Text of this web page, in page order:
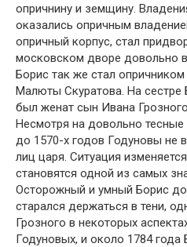
опричнину и земщину.
оказались опричным
опричный корпус, стал
московском дворе довольно
Борис так же стал
Малюты Скуратова. На сестре
был женат сын Ивана
Несмотря на довольно тесные
до 1570-х годов Годуновы не
лиц царя. Ситуация
становятся одной из самых
Осторожный и умный Борис
старался держаться в тени,
Грозного в некоторых
Годуновых, и около 1784